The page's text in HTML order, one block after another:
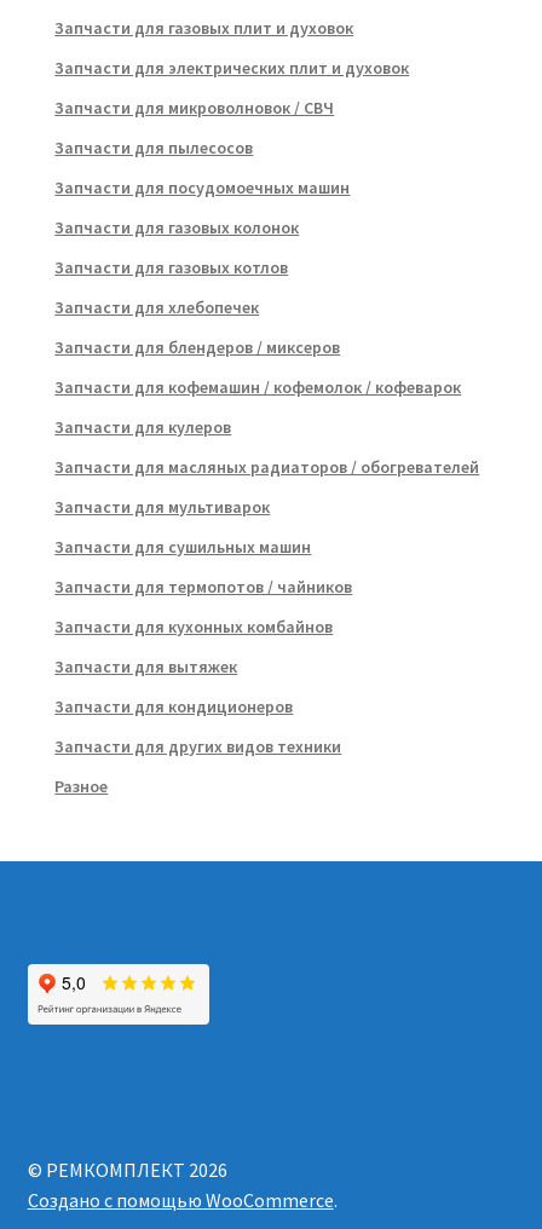
Запчасти для газовых плит и духовок
Запчасти для электрических плит и духовок
Запчасти для микроволновок / СВЧ
Запчасти для пылесосов
Запчасти для посудомоечных машин
Запчасти для газовых колонок
Запчасти для газовых котлов
Запчасти для хлебопечек
Запчасти для блендеров / миксеров
Запчасти для кофемашин / кофемолок / кофеварок
Запчасти для кулеров
Запчасти для масляных радиаторов / обогревателей
Запчасти для мультиварок
Запчасти для сушильных машин
Запчасти для термопотов / чайников
Запчасти для кухонных комбайнов
Запчасти для вытяжек
Запчасти для кондиционеров
Запчасти для других видов техники
Разное
© РЕМКОМПЛЕКТ 2026
Создано с помощью WooCommerce.